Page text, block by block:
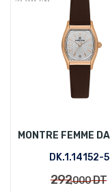
DK.1.14152-5
292,000DT